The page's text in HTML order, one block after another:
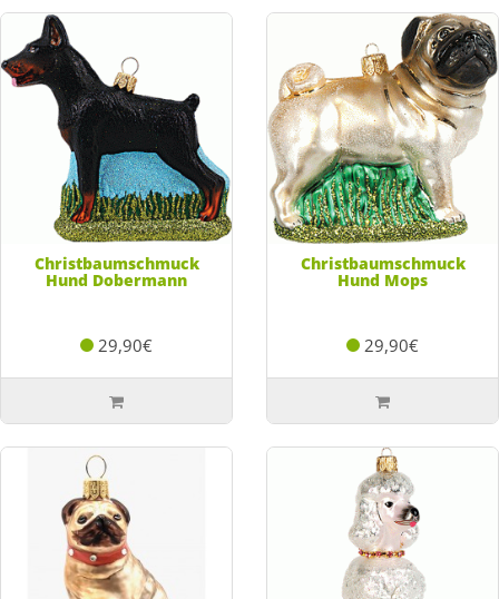
Christbaumschmuck
Hund Dobermann
29,90€
Christbaumschmuck
Hund Mops
29,90€